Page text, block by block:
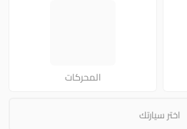
المحركات
اختر سيارتك